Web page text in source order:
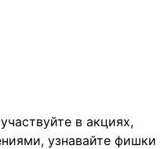
в акциях,
узнавайте фишки